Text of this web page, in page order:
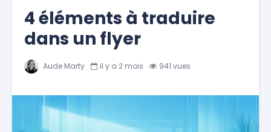
4 éléments à traduire
dans un flyer
Aude Marty il y a 2 mois 941 vues